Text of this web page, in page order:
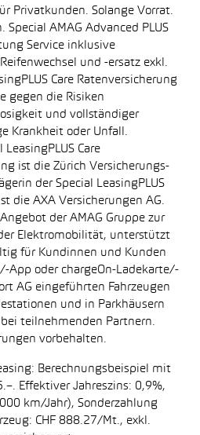
Privatkunden. Solange Vorrat.
AMAG Advanced PLUS
Service inklusive
und -ersatz exkl.
Care Ratenversicherung
gegen die Risiken
und vollständiger
Krankheit oder Unfall.
Care
ist die Zürich Versicherungs-
der Special LeasingPLUS
die AXA Versicherungen AG.
der AMAG Gruppe zur
Elektromobilität, unterstützt
für Kundinnen und Kunden
App oder chargeOn-Ladekarte/-
AG eingeführten Fahrzeugen
und in Parkhäusern
teilnehmenden Partnern.
vorbehalten.
Berechnungsbeispiel mit
Effektiver Jahreszins: 0,9%,
km/Jahr), Sonderzahlung
CHF 888.27/Mt., exkl.